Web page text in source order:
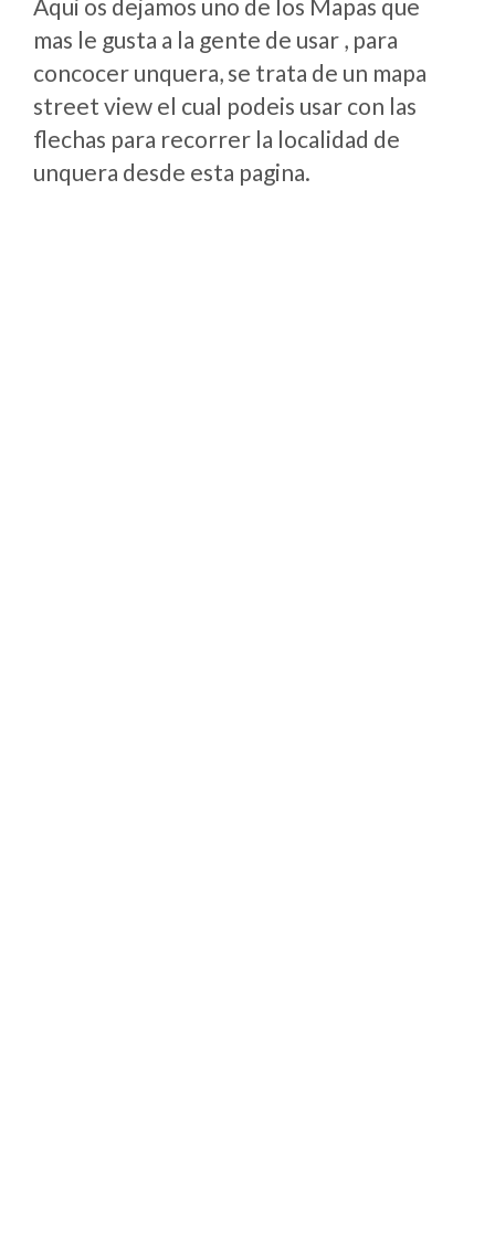
Aqui os dejamos uno de los Mapas que
mas le gusta a la gente de usar , para
concocer unquera, se trata de un mapa
street view el cual podeis usar con las
flechas para recorrer la localidad de
unquera desde esta pagina.